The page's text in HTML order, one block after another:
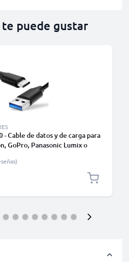
puede gustar
- Cable de datos y de carga para
GoPro, Panasonic Lumix o